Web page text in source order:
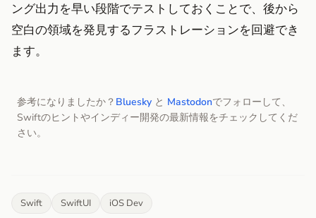
ング出力を早い段階でテストしておくことで、後から
空白の領域を発見するフラストレーションを回避でき
ます。
参考になりましたか？ Bluesky と Mastodonでフォローして、
Swiftのヒントやインディー開発の最新情報をチェックしてくだ
さい。
Swift SwiftUI iOS Dev